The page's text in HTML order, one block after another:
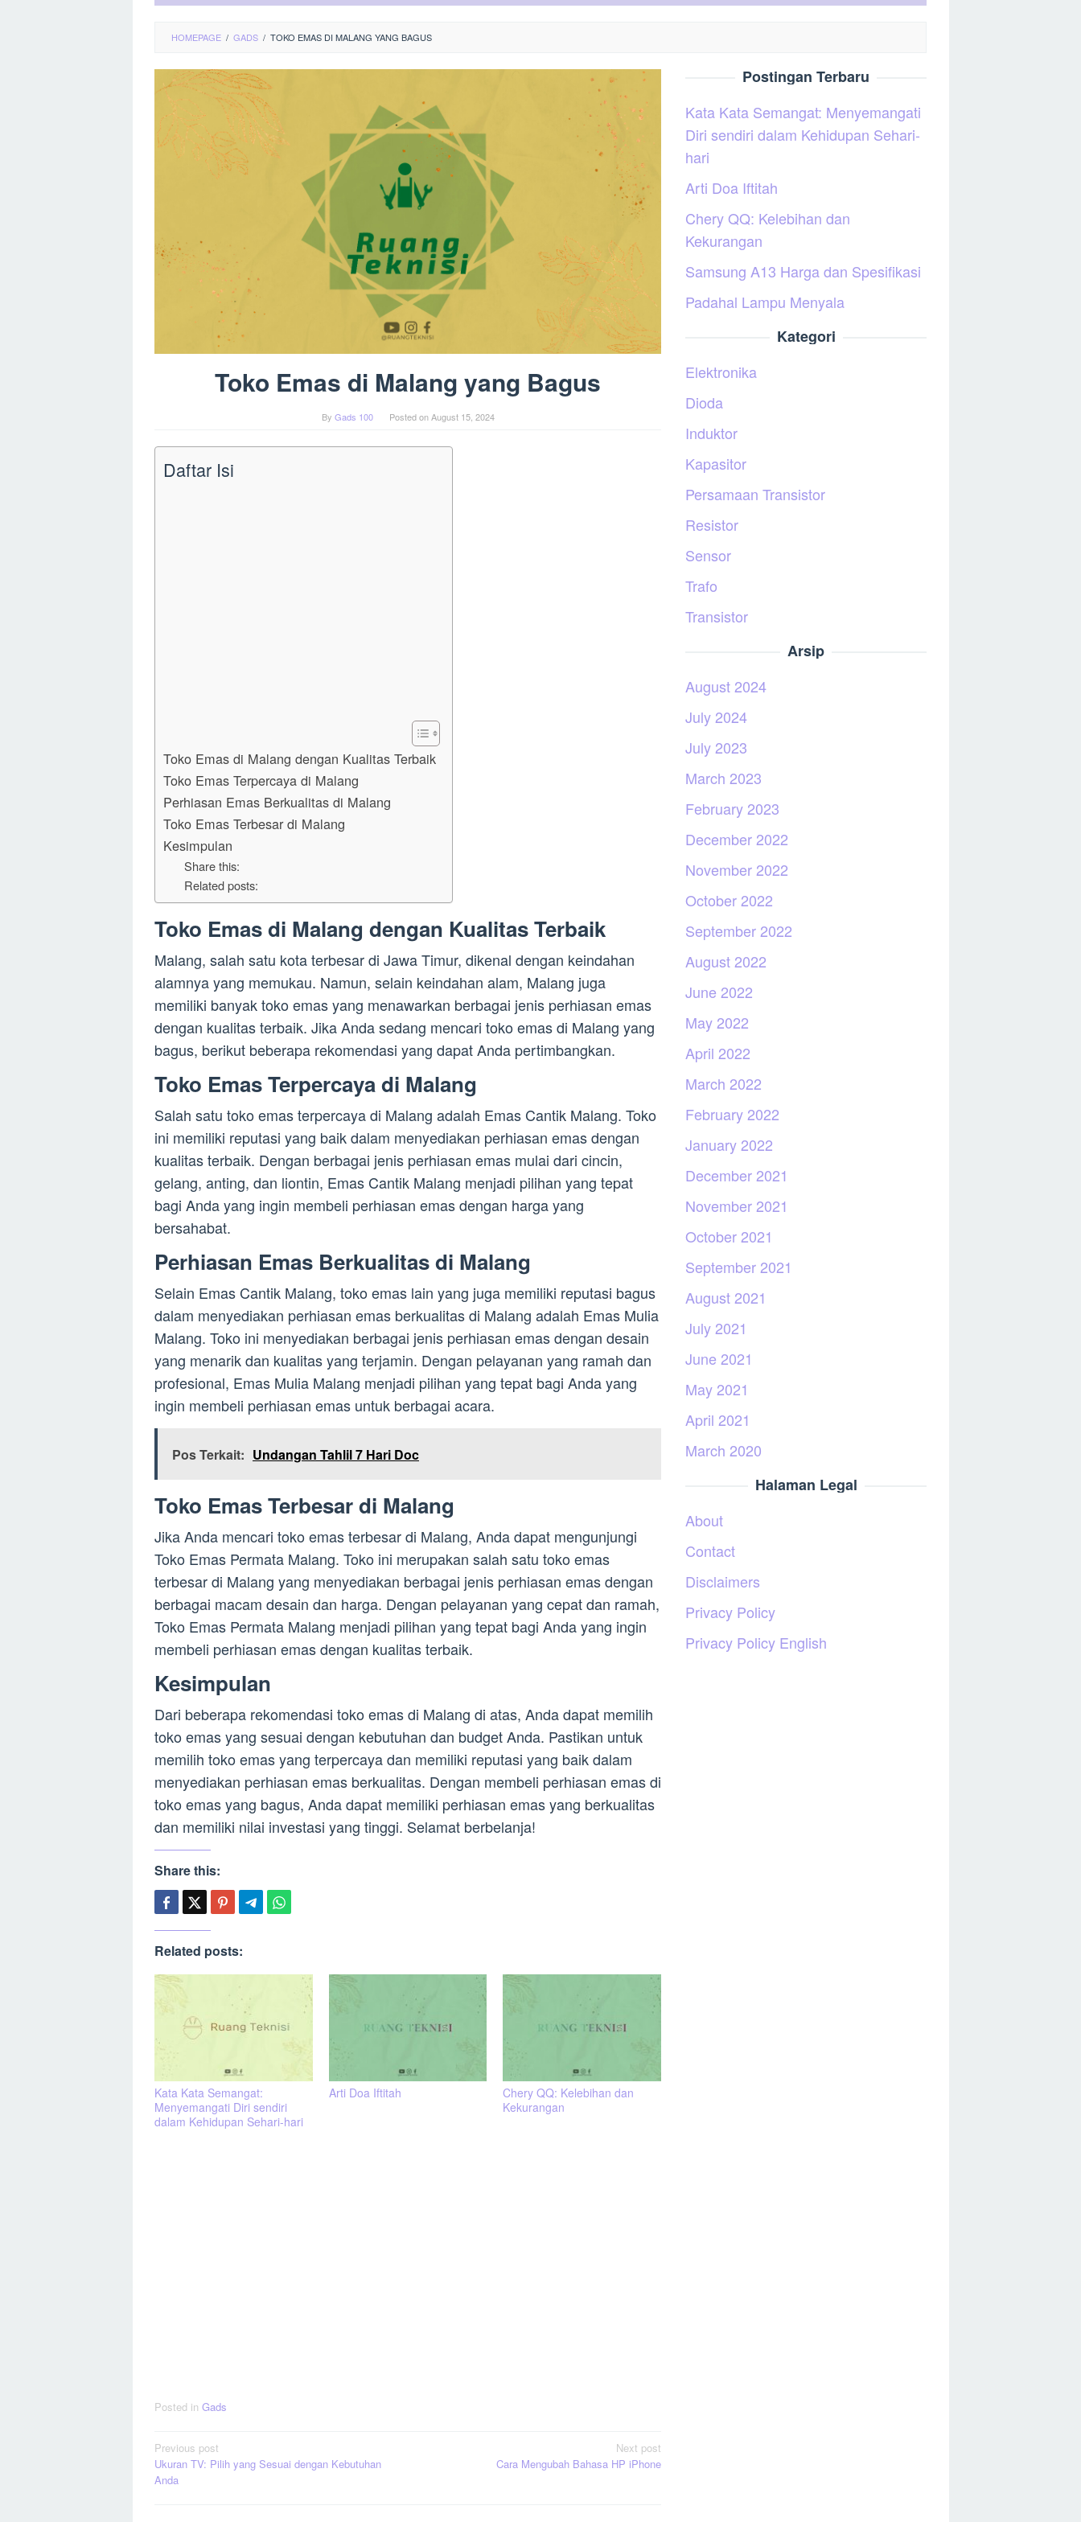
HOMEPAGE / GADS / TOKO EMAS DI MALANG YANG BAGUS
Toko Emas di Malang yang Bagus
By Gads 100 Posted onAugust 15, 2024
Daftar Isi
Toko Emas di Malang dengan Kualitas Terbaik
Toko Emas Terpercaya di Malang
Perhiasan Emas Berkualitas di Malang
Toko Emas Terbesar di Malang
Kesimpulan
Share this:
Related posts:
Toko Emas di Malang dengan Kualitas Terbaik
Malang, salah satu kota terbesar di Jawa Timur, dikenal dengan keindahan
alamnya yang memukau. Namun, selain keindahan alam, Malang juga
memiliki banyak toko emas yang menawarkan berbagai jenis perhiasan emas
dengan kualitas terbaik. Jika Anda sedang mencari toko emas di Malang yang
bagus, berikut beberapa rekomendasi yang dapat Anda pertimbangkan.
Toko Emas Terpercaya di Malang
Salah satu toko emas terpercaya di Malang adalah Emas Cantik Malang. Toko
ini memiliki reputasi yang baik dalam menyediakan perhiasan emas dengan
kualitas terbaik. Dengan berbagai jenis perhiasan emas mulai dari cincin,
gelang, anting, dan liontin, Emas Cantik Malang menjadi pilihan yang tepat
bagi Anda yang ingin membeli perhiasan emas dengan harga yang
bersahabat.
Perhiasan Emas Berkualitas di Malang
Selain Emas Cantik Malang, toko emas lain yang juga memiliki reputasi bagus
dalam menyediakan perhiasan emas berkualitas di Malang adalah Emas Mulia
Malang. Toko ini menyediakan berbagai jenis perhiasan emas dengan desain
yang menarik dan kualitas yang terjamin. Dengan pelayanan yang ramah dan
profesional, Emas Mulia Malang menjadi pilihan yang tepat bagi Anda yang
ingin membeli perhiasan emas untuk berbagai acara.
Pos Terkait: Undangan Tahlil 7 Hari Doc
Toko Emas Terbesar di Malang
Jika Anda mencari toko emas terbesar di Malang, Anda dapat mengunjungi
Toko Emas Permata Malang. Toko ini merupakan salah satu toko emas
terbesar di Malang yang menyediakan berbagai jenis perhiasan emas dengan
berbagai macam desain dan harga. Dengan pelayanan yang cepat dan ramah,
Toko Emas Permata Malang menjadi pilihan yang tepat bagi Anda yang ingin
membeli perhiasan emas dengan kualitas terbaik.
Kesimpulan
Dari beberapa rekomendasi toko emas di Malang di atas, Anda dapat memilih
toko emas yang sesuai dengan kebutuhan dan budget Anda. Pastikan untuk
memilih toko emas yang terpercaya dan memiliki reputasi yang baik dalam
menyediakan perhiasan emas berkualitas. Dengan membeli perhiasan emas di
toko emas yang bagus, Anda dapat memiliki perhiasan emas yang berkualitas
dan memiliki nilai investasi yang tinggi. Selamat berbelanja!
Share this:
Related posts:
Kata Kata Semangat:
Menyemangati Diri sendiri
dalam Kehidupan Sehari-hari
Arti Doa Iftitah
Chery QQ: Kelebihan dan
Kekurangan
Posted in Gads
Post
navigation
Previous post
Ukuran TV: Pilih yang Sesuai dengan Kebutuhan
Anda
Next post
Cara Mengubah Bahasa HP iPhone
Postingan Terbaru
Kata Kata Semangat: Menyemangati
Diri sendiri dalam Kehidupan Sehari-
hari
Arti Doa Iftitah
Chery QQ: Kelebihan dan
Kekurangan
Samsung A13 Harga dan Spesifikasi
Padahal Lampu Menyala
Kategori
Elektronika
Dioda
Induktor
Kapasitor
Persamaan Transistor
Resistor
Sensor
Trafo
Transistor
Arsip
August 2024
July 2024
July 2023
March 2023
February 2023
December 2022
November 2022
October 2022
September 2022
August 2022
June 2022
May 2022
April 2022
March 2022
February 2022
January 2022
December 2021
November 2021
October 2021
September 2021
August 2021
July 2021
June 2021
May 2021
April 2021
March 2020
Halaman Legal
About
Contact
Disclaimers
Privacy Policy
Privacy Policy English